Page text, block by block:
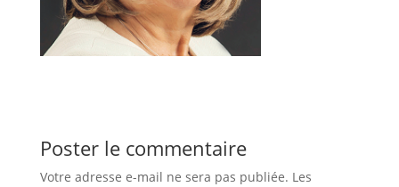
Poster le commentaire
Votre adresse e-mail ne sera pas publiée. Les